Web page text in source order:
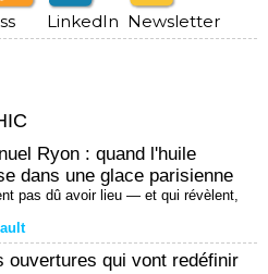
LinkedIn Newsletter
Ryon : quand l'huile
dans une glace parisienne
pas dû avoir lieu — et qui révèlent,
ouvertures qui vont redéfinir